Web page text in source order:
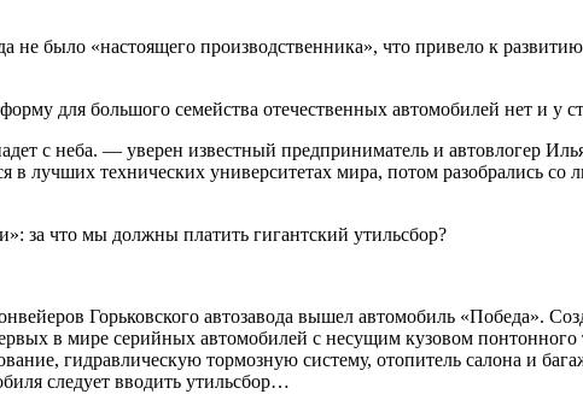
не было «настоящего производственника», что привело к
для большого семейства отечественных автомобилей нет и у
с неба. — уверен известный предприниматель и автовлогер
в лучших технических университетах мира, потом разобрались
Горьковского автозавода вышел автомобиль «Победа».
в мире серийных автомобилей с несущим кузовом
гидравлическую тормозную систему, отопитель салона и
следует вводить утильсбор…